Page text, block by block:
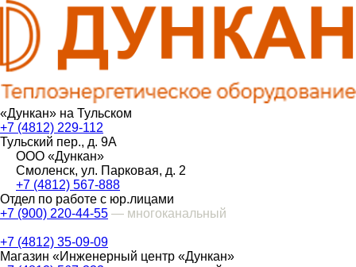
«Дункан» на Тульском
+7 (4812) 229-112
Тульский пер., д. 9А
ООО «Дункан»
Смоленск, ул. Парковая, д. 2
+7 (4812) 567-888
Отдел по работе с юр.лицами
+7 (900) 220-44-55 — многоканальный
+7 (4812) 35-09-09
Магазин «Инженерный центр «Дункан»